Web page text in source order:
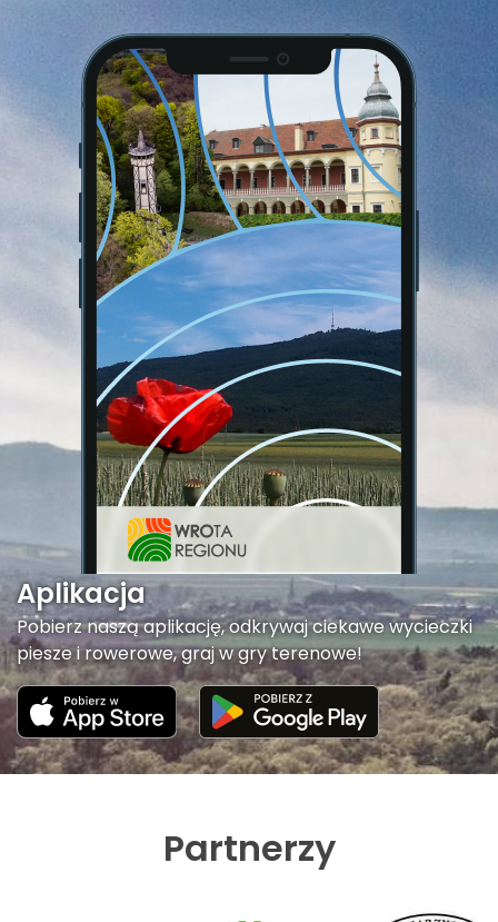
Aplikacja
Pobierz naszą aplikację, odkrywaj ciekawe wycieczki
piesze i rowerowe, graj w gry terenowe!
Partnerzy